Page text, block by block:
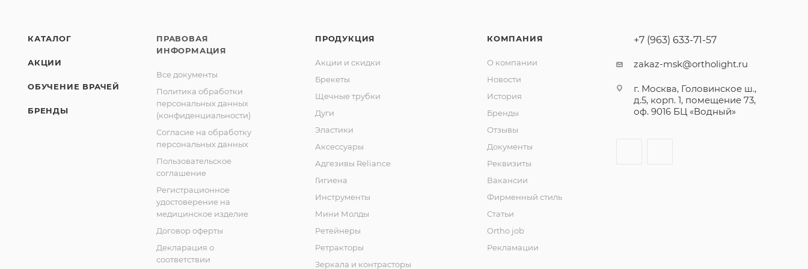
КАТАЛОГ
АКЦИИ
ОБУЧЕНИЕ ВРАЧЕЙ
БРЕНДЫ
ПРАВОВАЯ
ИНФОРМАЦИЯ
Все документы
Политика обработки
персональных данных
(конфиденциальности)
Согласие на обработку
персональных данных
Пользовательское
соглашение
Регистрационное
удостоверение на
медицинское изделие
Договор оферты
Декларация о
соответствии
ПРОДУКЦИЯ
Акции и скидки
Брекеты
Щечные трубки
Дуги
Эластики
Аксессуары
Адгезивы Reliance
Гигиена
Инструменты
Мини Молды
Ретейнеры
Ретракторы
Зеркала и контраcторы
КОМПАНИЯ
О компании
Новости
История
Бренды
Отзывы
Документы
Реквизиты
Вакансии
Фирменный стиль
Статьи
Ortho job
Рекламации
+7 (963) 633-71-57
zakaz-msk@ortholight.ru
г. Москва, Головинское ш.,
д.5, корп. 1, помещение 73,
оф. 9016 БЦ «Водный»